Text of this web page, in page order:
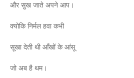
और सुख जाते अपने आप।
क्योकि निर्मल हवा कभी
सूखा देती थी आँखों के आंसू
जो अब है थम।